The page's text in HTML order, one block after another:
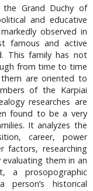
Grand Duchy of
and educative
observed in
famous and active
This family has not
from time to time
are oriented to
of the Karpiai
researches are
found to be a very
It analyzes the
career, power
factors, researching
them in an
a prosopographic
historical